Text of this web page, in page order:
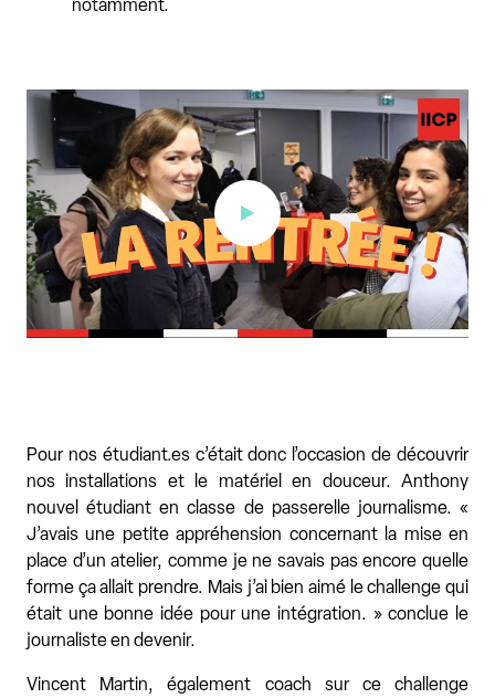
notamment.
Rentrée IICP 2022 - 2023
Pour nos étudiant.es c’était donc l’occasion de découvrir
nos installations et le matériel en douceur. Anthony
nouvel étudiant en classe de passerelle journalisme. «
J’avais une petite appréhension concernant la mise en
place d’un atelier, comme je ne savais pas encore quelle
forme ça allait prendre. Mais j’ai bien aimé le challenge qui
était une bonne idée pour une intégration. » conclue le
journaliste en devenir.
Vincent Martin, également coach sur ce challenge